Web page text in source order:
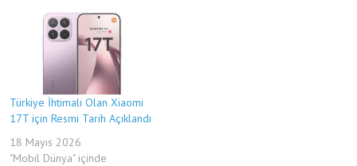
Türkiye İhtimali Olan Xiaomi
17T için Resmi Tarih Açıklandı
18 Mayıs 2026
"Mobil Dünya" içinde